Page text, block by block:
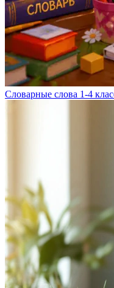
Словарные слова 1-4